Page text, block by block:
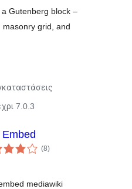
Gutenberg block –
masonry grid, and
7.0.3
(8αξιολογήσεις
σύνολο
)
mediawiki